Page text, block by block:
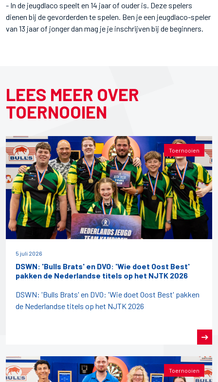
- In de jeugdlaco speelt en 14 jaar of ouder is. Deze spelers
dienen bij de gevorderden te spelen. Ben je een jeugdlaco-speler
van 13 jaar of jonger dan mag je je inschrijven bij de beginners.
LEES MEER OVER
TOERNOOIEN
Toernooien
5 juli 2026
DSWN: 'Bulls Brats' en DVO: 'Wie doet Oost Best'
pakken de Nederlandse titels op het NJTK 2026
DSWN: 'Bulls Brats' en DVO: 'Wie doet Oost Best' pakken
de Nederlandse titels op het NJTK 2026
Toernooien